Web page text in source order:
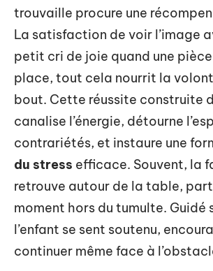
trouvaille procure une
La satisfaction de voir l’image
petit cri de joie quand une
place, tout cela nourrit la
bout. Cette réussite construite
canalise l’énergie, détourne
contrariétés, et instaure une
du stress efficace. Souvent, la
retrouve autour de la table,
moment hors du tumulte. Guidé
l’enfant se sent soutenu,
continuer même face à